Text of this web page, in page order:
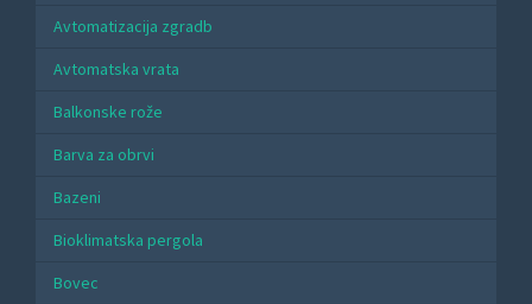
Avtomatizacija zgradb
Avtomatska vrata
Balkonske rože
Barva za obrvi
Bazeni
Bioklimatska pergola
Bovec